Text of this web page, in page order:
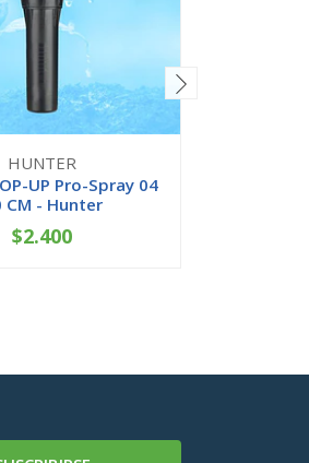
HUNTER
UP Pro-Spray 04
CM - Hunter
+
$2.400